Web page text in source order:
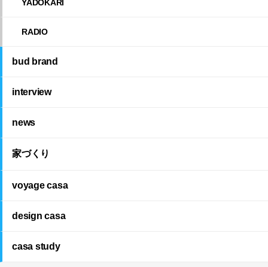
YADOKARI
RADIO
bud brand
interview
news
家づくり
voyage casa
design casa
casa study